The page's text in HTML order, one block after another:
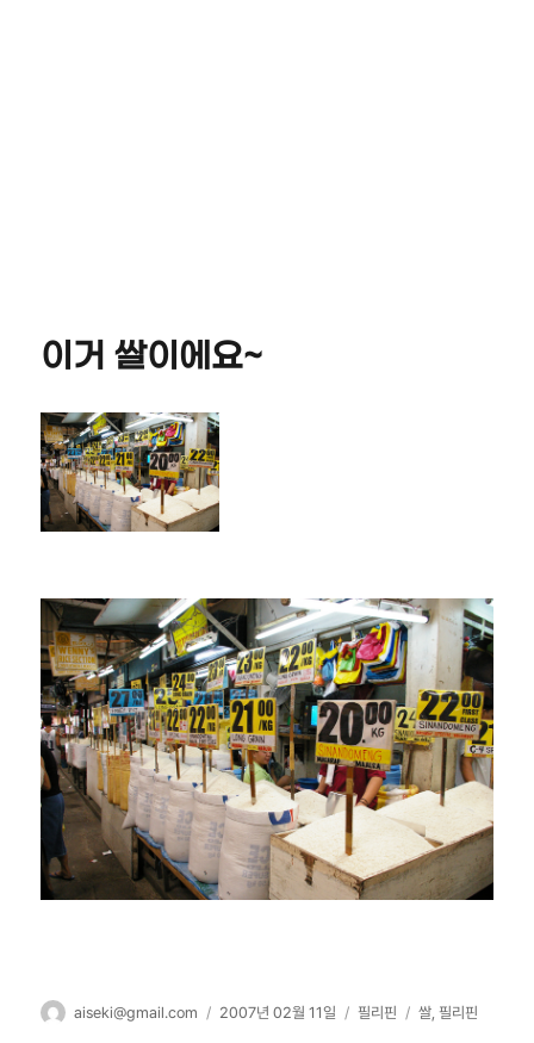
이거 쌀이에요~
글
aiseki@gmail.com
작
2007년 02월 11일
카
필리핀
태
쌀 ,필리핀